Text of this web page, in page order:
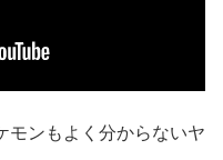
モンもよく分からないヤ